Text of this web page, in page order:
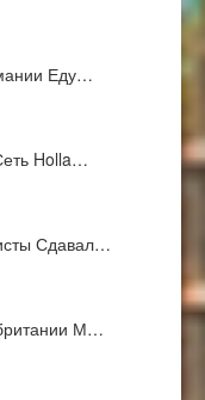
Еду…
Holla…
Сдавал…
М…